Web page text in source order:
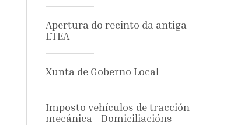
Apertura do recinto da antiga
ETEA
Xunta de Goberno Local
Imposto vehículos de tracción
mecánica - Domiciliacións